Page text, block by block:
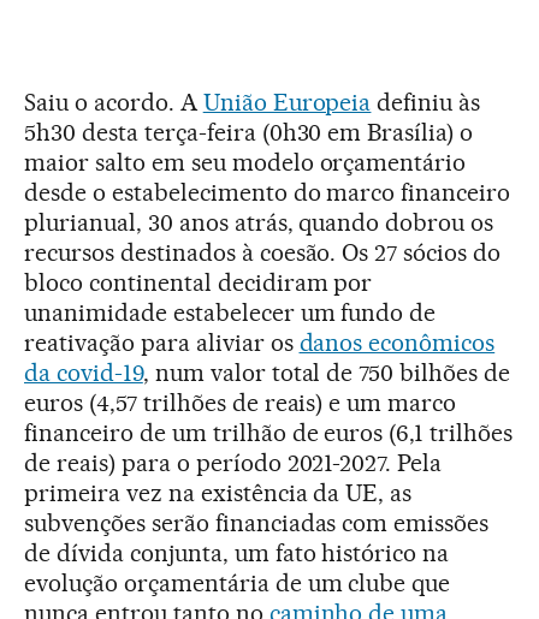
Saiu o acordo. A União Europeia definiu às
5h30 desta terça-feira (0h30 em Brasília) o
maior salto em seu modelo orçamentário
desde o estabelecimento do marco financeiro
plurianual, 30 anos atrás, quando dobrou os
recursos destinados à coesão. Os 27 sócios do
bloco continental decidiram por
unanimidade estabelecer um fundo de
reativação para aliviar os danos econômicos
da covid-19, num valor total de 750 bilhões de
euros (4,57 trilhões de reais) e um marco
financeiro de um trilhão de euros (6,1 trilhões
de reais) para o período 2021-2027. Pela
primeira vez na existência da UE, as
subvenções serão financiadas com emissões
de dívida conjunta, um fato histórico na
evolução orçamentária de um clube que
nunca entrou tanto no caminho de uma